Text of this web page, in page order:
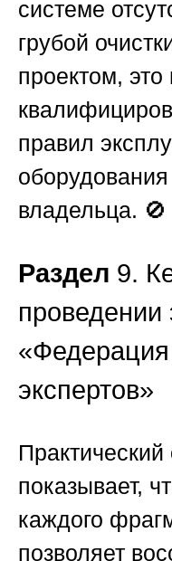
системе
грубой
проектом,
правил
владельца. 🚫
Раздел 9.
проведении
экспертов»
показывает,
каждого
позволяет